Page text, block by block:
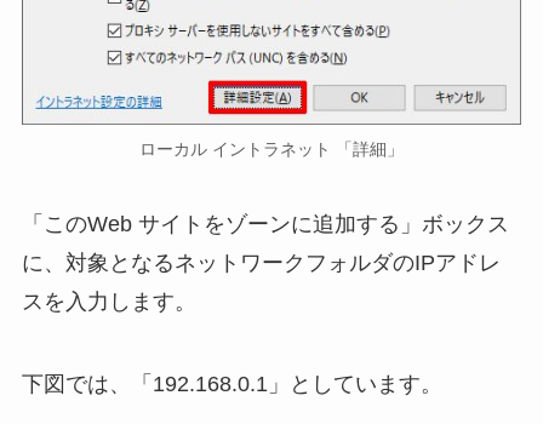
ローカル イントラネット 「詳細」
「このWeb サイトをゾーンに追加する」ボックス
に、対象となるネットワークフォルダのIPアドレ
スを入力します。
下図では、「192.168.0.1」としています。